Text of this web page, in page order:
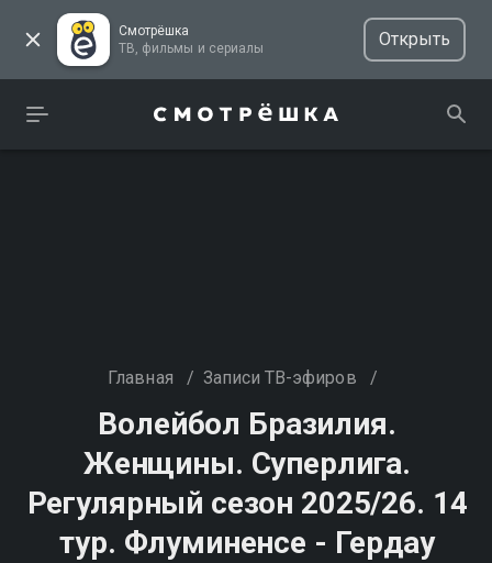
Смотрёшка
ТВ, фильмы и сериалы
Открыть
Главная / Записи ТВ-эфиров /
Волейбол Бразилия.
Женщины. Суперлига.
Регулярный сезон 2025/26. 14
тур. Флуминенсе - Гердау